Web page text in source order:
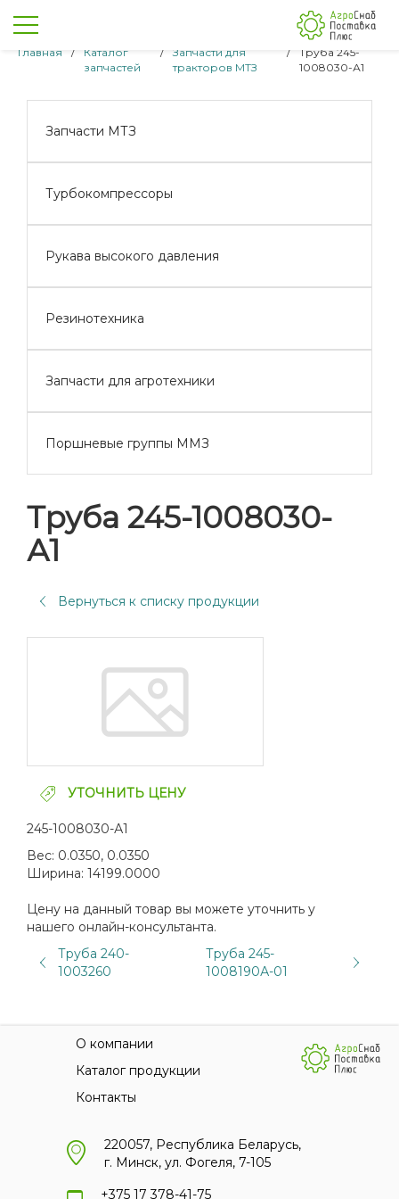
Главная /
Каталог
запчастей
/
Запчасти для
тракторов МТЗ
/
Труба 245-
1008030-А1
Запчасти МТЗ
Турбокомпрессоры
Рукава высокого давления
Резинотехника
Запчасти для агротехники
Поршневые группы ММЗ
Труба 245-1008030-
А1
Вернуться к списку продукции
УТОЧНИТЬ ЦЕНУ
245-1008030-А1
Вес: 0.0350, 0.0350
Ширина: 14199.0000
Цену на данный товар вы можете уточнить у
нашего онлайн-консультанта.
Труба 240-
1003260
Труба 245-
1008190А-01
О компании
Каталог продукции
Контакты
220057, Республика Беларусь,
г. Минск, ул. Фогеля, 7-105
+375 17 378-41-75